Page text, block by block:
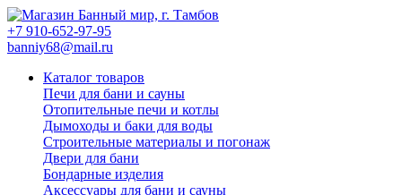
+7 910-652-97-95
banniy68@mail.ru
Каталог товаров
Печи для бани и сауны
Отопительные печи и котлы
Дымоходы и баки для воды
Строительные материалы и погонаж
Двери для бани
Бондарные изделия
Аксессуары для бани и сауны